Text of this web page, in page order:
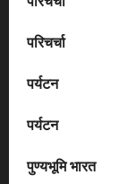
परिचर्चा
पर्यटन
पर्यटन
पुण्यभूमि भारत